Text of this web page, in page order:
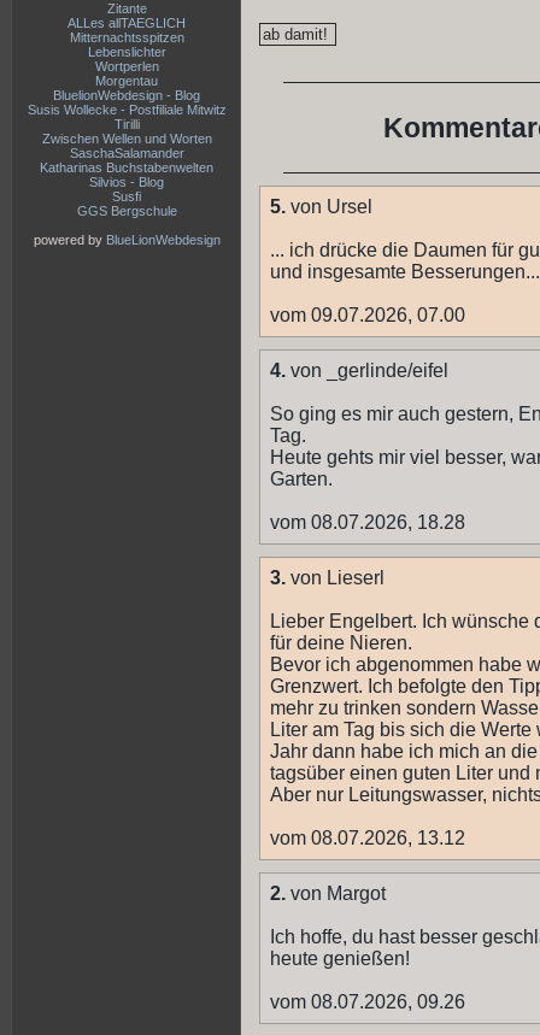
Zitante
ALLes allTAEGLICH
Mitternachtsspitzen
Lebenslichter
Wortperlen
Morgentau
BluelionWebdesign - Blog
Susis Wollecke - Postfiliale Mitwitz
Tirilli
Zwischen Wellen und Worten
SaschaSalamander
Katharinas Buchstabenwelten
Silvios - Blog
Susfi
GGS Bergschule
powered by BlueLionWebdesign
5. von Ursel
... ich drücke die Daumen für
und insgesamte Besserungen...
vom 09.07.2026, 07.00
4. von _gerlinde/eifel
So ging es mir auch gestern,
Tag.
Heute gehts mir viel besser,
Garten.
vom 08.07.2026, 18.28
3. von Lieserl
Lieber Engelbert. Ich
für deine Nieren.
Bevor ich abgenommen habe
Grenzwert. Ich befolgte den
mehr zu trinken sondern
Liter am Tag bis sich die
Jahr dann habe ich mich an
tagsüber einen guten Liter und
Aber nur Leitungswasser,
vom 08.07.2026, 13.12
2. von Margot
Ich hoffe, du hast besser
heute genießen!
vom 08.07.2026, 09.26